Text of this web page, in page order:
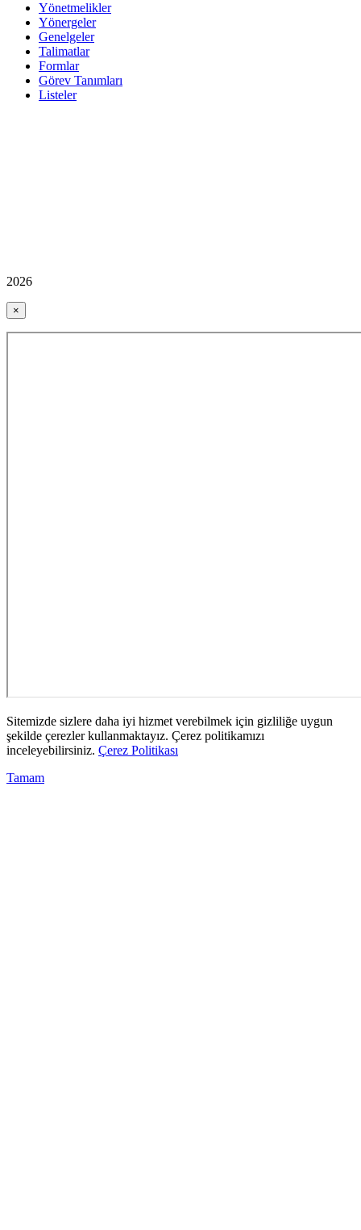
Yönetmelikler
Yönergeler
Genelgeler
Talimatlar
Formlar
Görev Tanımları
Listeler
2026
×
Sitemizde sizlere daha iyi hizmet verebilmek için gizliliğe uygun
şekilde çerezler kullanmaktayız. Çerez politikamızı
inceleyebilirsiniz. Çerez Politikası
Tamam